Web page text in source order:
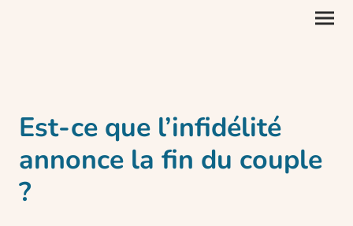
Est-ce que l’infidélité
annonce la fin du couple
?